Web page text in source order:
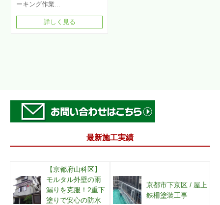
ーキング作業...
詳しく見る
最新施工実績
【京都府山科区】
モルタル外壁の雨
漏りを克服！2重下
塗りで安心の防水
京都市下京区 / 屋上
鉄柵塗装工事